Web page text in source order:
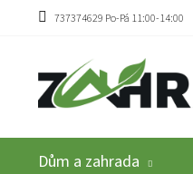
Přejít na obsah
737374629 Po-Pá 11:00-14:00
Dům a zahrada